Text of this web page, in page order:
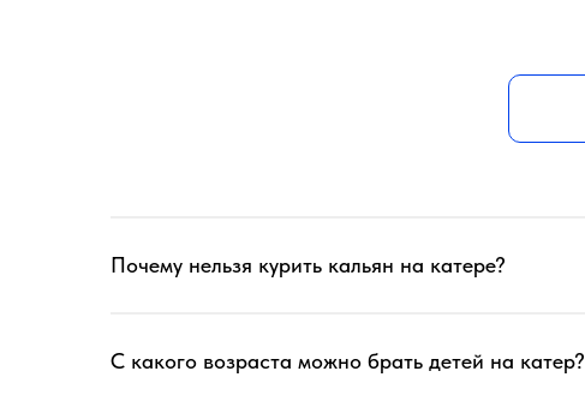
Почему нельзя курить кальян на катере?
С какого возраста можно брать детей на катер?